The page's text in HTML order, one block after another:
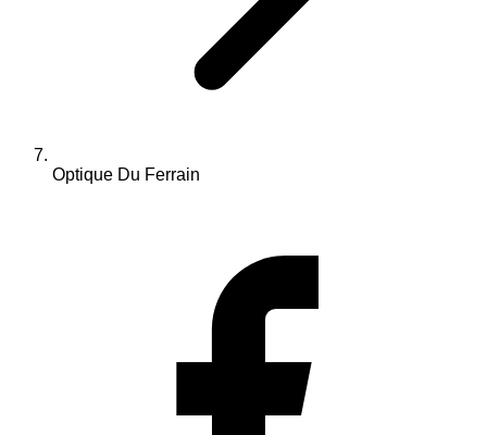
Optique Du Ferrain